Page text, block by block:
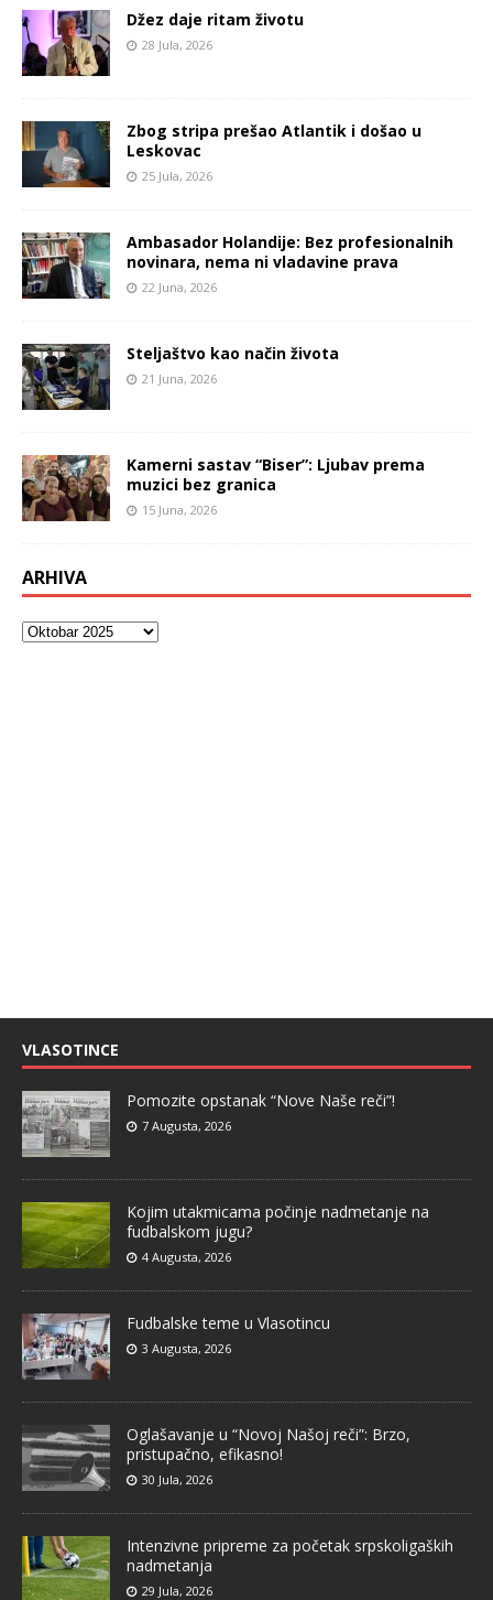
Džez daje ritam životu
28 Jula, 2026
Zbog stripa prešao Atlantik i došao u
Leskovac
25 Jula, 2026
Ambasador Holandije: Bez profesionalnih
novinara, nema ni vladavine prava
22 Juna, 2026
Steljaštvo kao način života
21 Juna, 2026
Kamerni sastav “Biser”: Ljubav prema
muzici bez granica
15 Juna, 2026
ARHIVA
VLASOTINCE
Pomozite opstanak “Nove Naše reči”!
7 Augusta, 2026
Kojim utakmicama počinje nadmetanje na
fudbalskom jugu?
4 Augusta, 2026
Fudbalske teme u Vlasotincu
3 Augusta, 2026
Oglašavanje u “Novoj Našoj reči”: Brzo,
pristupačno, efikasno!
30 Jula, 2026
Intenzivne pripreme za početak srpskoligaških
nadmetanja
29 Jula, 2026